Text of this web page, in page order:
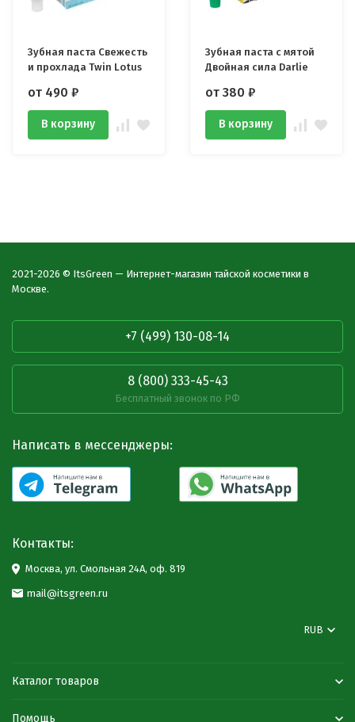
Зубная паста Свежесть
и прохлада Twin Lotus
от 490 ₽
В корзину
Зубная паста с мятой
Двойная сила Darlie
от 380 ₽
В корзину
2021-2026 © ItsGreen — Интернет-магазин тайской косметики в
Москве.
+7 (499) 130-08-14
8 (800) 333-45-43
Бесплатный звонок по РФ
Написать в мессенджеры:
Контакты:
Москва, ул. Смольная 24А, оф. 819
mail@itsgreen.ru
RUB
Каталог товаров
Помощь